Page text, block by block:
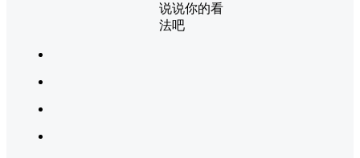
说说你的看
法吧